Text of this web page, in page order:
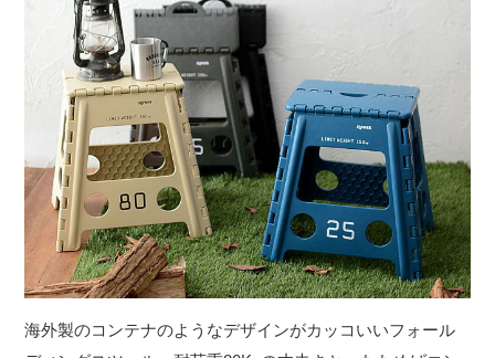
海外製のコンテナのようなデザインがカッコいいフォール